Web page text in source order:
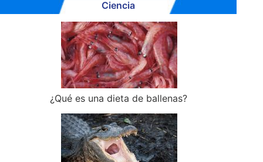
Ciencia
¿Qué es una dieta de ballenas?